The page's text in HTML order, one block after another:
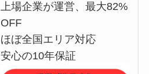
上場企業が運営、最大82%
OFF
ほぼ全国エリア対応
安心の10年保証